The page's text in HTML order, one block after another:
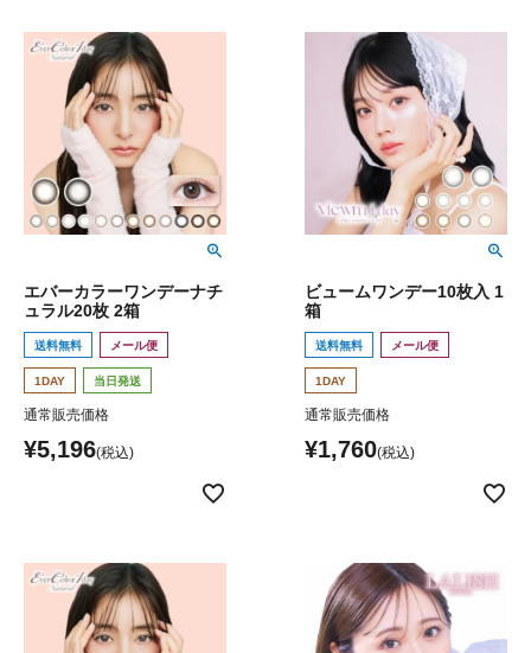
エバーカラーワンデーナチ
ュラル20枚 2箱
送料無料 メール便
1DAY 当日発送
通常販売価格
¥5,196
ビュームワンデー10枚入 1
箱
送料無料 メール便
1DAY
通常販売価格
¥1,760